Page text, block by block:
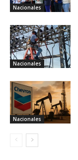
Nacionales
Nacionales
Nacionales